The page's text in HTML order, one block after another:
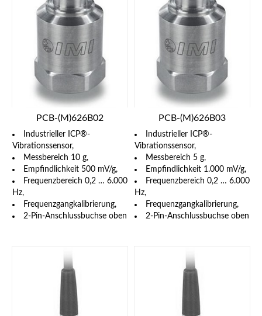
PCB-(M)626B02
Industrieller ICP®-
Vibrationssensor,
Messbereich 10 g,
Empfindlichkeit 500 mV/g,
Frequenzbereich 0,2 … 6.000
Hz,
Frequenzgangkalibrierung,
2-Pin-Anschlussbuchse oben
PCB-(M)626B03
Industrieller ICP®-
Vibrationssensor,
Messbereich 5 g,
Empfindlichkeit 1.000 mV/g,
Frequenzbereich 0,2 … 6.000
Hz,
Frequenzgangkalibrierung,
2-Pin-Anschlussbuchse oben